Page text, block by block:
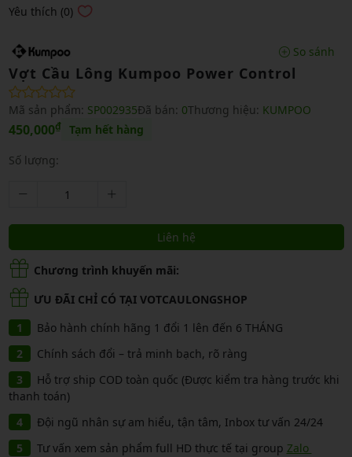
Yêu thích (0)
So sánh
Vợt Cầu Lông Kumpoo Power Control
Mã sản phẩm: SP002935Đã bán: 0Thương hiệu: KUMPOO
450,000₫ Tạm hết hàng
Số lượng:
Liên hệ
Chương trình khuyến mãi:
ƯU ĐÃI CHỈ CÓ TẠI VOTCAULONGSHOP
Bảo hành chính hãng 1 đổi 1 lên đến 6 THÁNG
Chính sách đổi – trả minh bạch, rõ ràng
Hỗ trợ ship COD toàn quốc (Được kiểm tra hàng trước khi
thanh toán)
Đội ngũ nhân sự am hiểu, tận tâm, Inbox tư vấn 24/24
Tư vấn xem sản phẩm full HD thực tế tại group Zalo